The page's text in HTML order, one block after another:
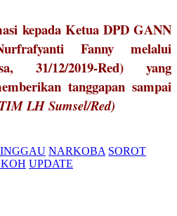
kepada Ketua DPD GANN
Fanny melalui
31/12/2019-Red) yang
tanggapan sampai
LH Sumsel/Red)
NARKOBA SOROT
UPDATE